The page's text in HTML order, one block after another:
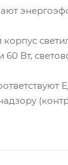
60 Вт,